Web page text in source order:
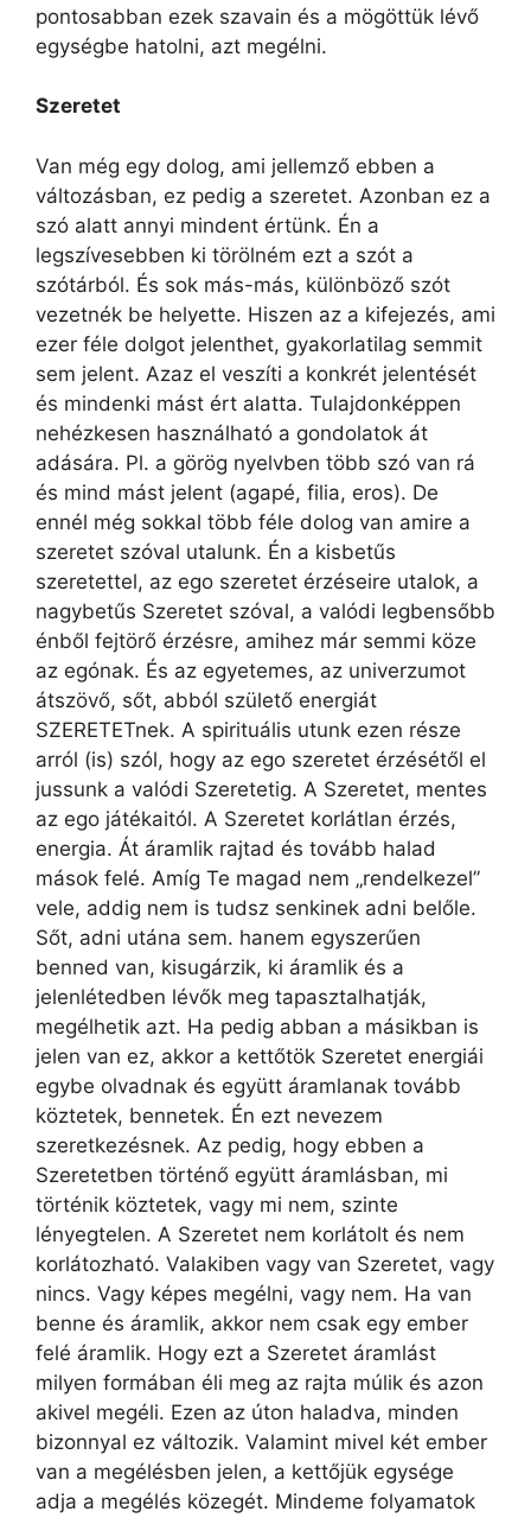
pontosabban ezek szavain és a mögöttük lévő
egységbe hatolni, azt megélni.
Szeretet
Van még egy dolog, ami jellemző ebben a
változásban, ez pedig a szeretet. Azonban ez a
szó alatt annyi mindent értünk. Én a
legszívesebben ki törölném ezt a szót a
szótárból. És sok más-más, különböző szót
vezetnék be helyette. Hiszen az a kifejezés, ami
ezer féle dolgot jelenthet, gyakorlatilag semmit
sem jelent. Azaz el veszíti a konkrét jelentését
és mindenki mást ért alatta. Tulajdonképpen
nehézkesen használható a gondolatok át
adására. Pl. a görög nyelvben több szó van rá
és mind mást jelent (agapé, filia, eros). De
ennél még sokkal több féle dolog van amire a
szeretet szóval utalunk. Én a kisbetűs
szeretettel, az ego szeretet érzéseire utalok, a
nagybetűs Szeretet szóval, a valódi legbensőbb
énből fejtörő érzésre, amihez már semmi köze
az egónak. És az egyetemes, az univerzumot
átszövő, sőt, abból születő energiát
SZERETETnek. A spirituális utunk ezen része
arról (is) szól, hogy az ego szeretet érzésétől el
jussunk a valódi Szeretetig. A Szeretet, mentes
az ego játékaitól. A Szeretet korlátlan érzés,
energia. Át áramlik rajtad és tovább halad
mások felé. Amíg Te magad nem „rendelkezel”
vele, addig nem is tudsz senkinek adni belőle.
Sőt, adni utána sem. hanem egyszerűen
benned van, kisugárzik, ki áramlik és a
jelenlétedben lévők meg tapasztalhatják,
megélhetik azt. Ha pedig abban a másikban is
jelen van ez, akkor a kettőtök Szeretet energiái
egybe olvadnak és együtt áramlanak tovább
köztetek, bennetek. Én ezt nevezem
szeretkezésnek. Az pedig, hogy ebben a
Szeretetben történő együtt áramlásban, mi
történik köztetek, vagy mi nem, szinte
lényegtelen. A Szeretet nem korlátolt és nem
korlátozható. Valakiben vagy van Szeretet, vagy
nincs. Vagy képes megélni, vagy nem. Ha van
benne és áramlik, akkor nem csak egy ember
felé áramlik. Hogy ezt a Szeretet áramlást
milyen formában éli meg az rajta múlik és azon
akivel megéli. Ezen az úton haladva, minden
bizonnyal ez változik. Valamint mivel két ember
van a megélésben jelen, a kettőjük egysége
adja a megélés közegét. Mindeme folyamatok